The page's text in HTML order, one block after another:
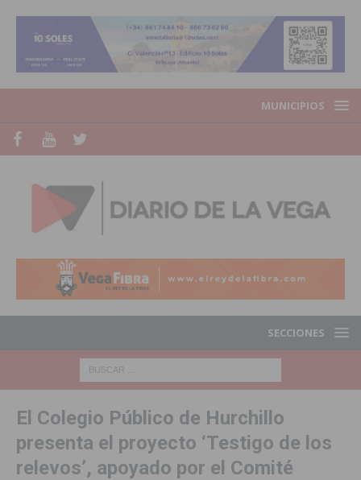
MUNICIPIOS
SECCIONES
El Colegio Público de Hurchillo
presenta el proyecto ‘Testigo de los
relevos’, apoyado por el Comité